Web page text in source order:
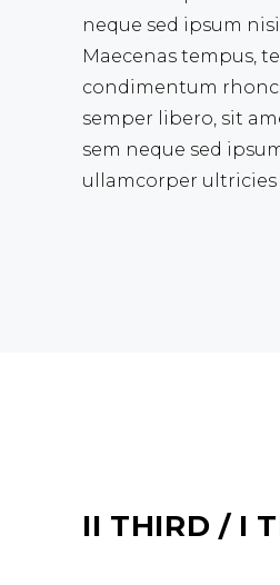
neque sed ipsum
Maecenas tempus,
condimentum
semper libero, sit
sem neque sed
ullamcorper ultricies
II THIRD / I